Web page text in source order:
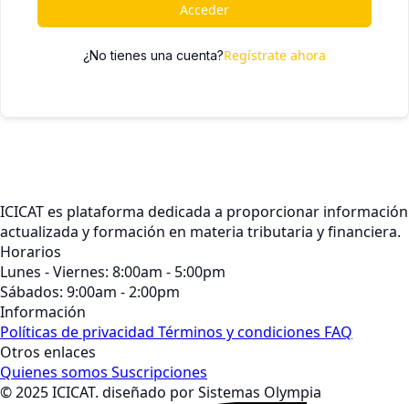
Acceder
¿No tienes una cuenta?Regístrate ahora
ICICAT es plataforma dedicada a proporcionar información
actualizada y formación en materia tributaria y financiera.
Horarios
Lunes - Viernes: 8:00am - 5:00pm
Sábados: 9:00am - 2:00pm
Información
Políticas de privacidad Términos y condiciones FAQ
Otros enlaces
Quienes somos Suscripciones
© 2025 ICICAT. diseñado por Sistemas Olympia